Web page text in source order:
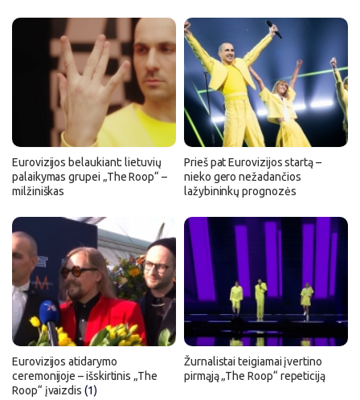
Eurovizijos belaukiant: lietuvių
palaikymas grupei „The Roop“ –
milžiniškas
Prieš pat Eurovizijos startą –
nieko gero nežadančios
lažybininkų prognozės
Eurovizijos atidarymo
ceremonijoje – išskirtinis „The
Roop“ įvaizdis (1)
Žurnalistai teigiamai įvertino
pirmąją „The Roop“ repeticiją